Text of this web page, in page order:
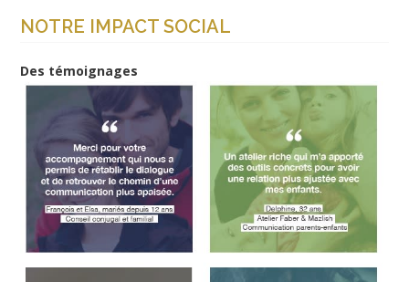
NOTRE IMPACT SOCIAL
Des témoignages